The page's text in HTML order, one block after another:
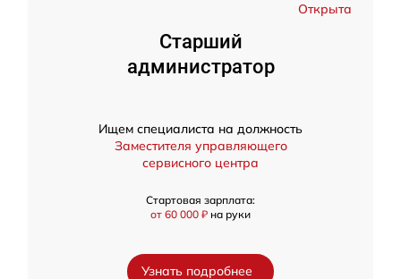
Открыта
Старший
администратор
Ищем специалиста на должность
Заместителя управляющего
сервисного центра
Стартовая зарплата:
от 60 000 ₽ на руки
Узнать подробнее